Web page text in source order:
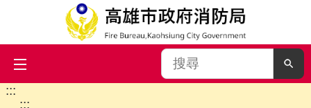
跳到主要內容區塊
搜
尋
:::
:::